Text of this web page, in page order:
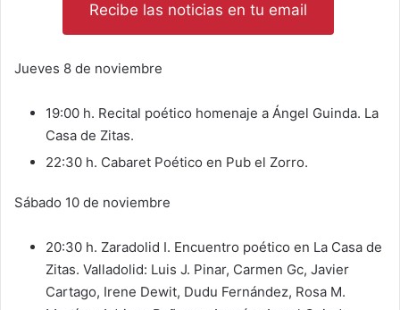
Recibe las noticias en tu email
Jueves 8 de noviembre
19:00 h. Recital poético homenaje a Ángel Guinda. La
Casa de Zitas.
22:30 h. Cabaret Poético en Pub el Zorro.
Sábado 10 de noviembre
20:30 h. Zaradolid I. Encuentro poético en La Casa de
Zitas. Valladolid: Luis J. Pinar, Carmen Gc, Javier
Cartago, Irene Dewit, Dudu Fernández, Rosa M.